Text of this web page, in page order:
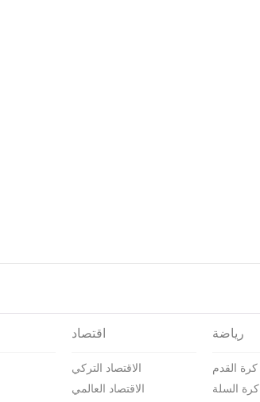
اقتصاد
الاقتصاد التركي
الاقتصاد العالمي
رياضة
كرة القدم
كرة السلة